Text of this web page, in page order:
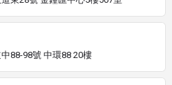
88-98號 中環88 20樓